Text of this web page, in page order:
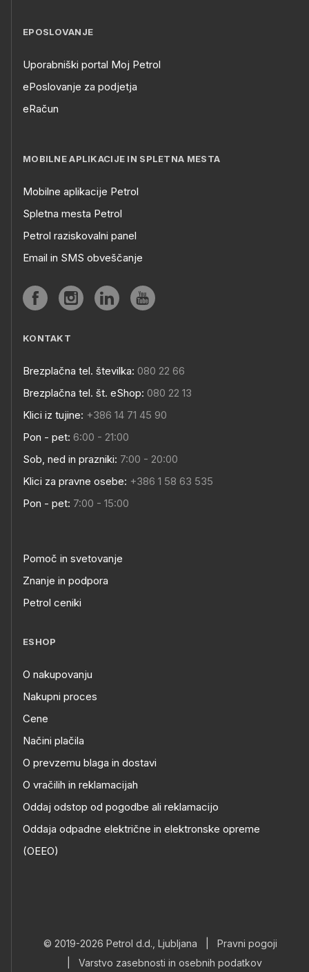
EPOSLOVANJE
Uporabniški portal Moj Petrol
ePoslovanje za podjetja
eRačun
MOBILNE APLIKACIJE IN SPLETNA MESTA
Mobilne aplikacije Petrol
Spletna mesta Petrol
Petrol raziskovalni panel
Email in SMS obveščanje
KONTAKT
Brezplačna tel. številka: 080 22 66
Brezplačna tel. št. eShop: 080 22 13
Klici iz tujine: +386 14 71 45 90
Pon - pet: 6:00 - 21:00
Sob, ned in prazniki: 7:00 - 20:00
Klici za pravne osebe: +386 1 58 63 535
Pon - pet: 7:00 - 15:00
Pomoč in svetovanje
Znanje in podpora
Petrol ceniki
ESHOP
O nakupovanju
Nakupni proces
Cene
Načini plačila
O prevzemu blaga in dostavi
O vračilih in reklamacijah
Oddaj odstop od pogodbe ali reklamacijo
Oddaja odpadne električne in elektronske opreme
(OEEO)
© 2019-2026 Petrol d.d., Ljubljana
Pravni pogoji
Varstvo zasebnosti in osebnih podatkov